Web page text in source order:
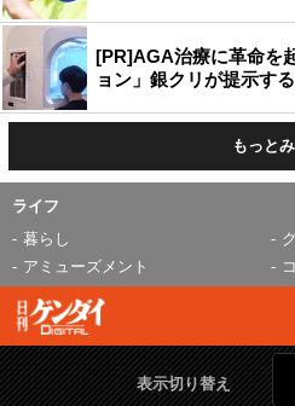
[PR]AGA治療に革命を
ョン」銀クリが提示す
もっと
ライフ
暮らし
アミューズメント
表示切り替え